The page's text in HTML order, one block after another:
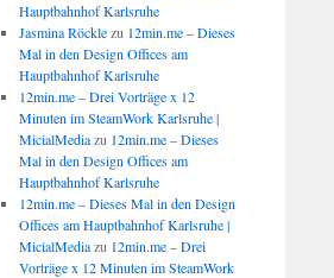
Hauptbahnhof Karlsruhe
Jasmina Röcklezu 12min.me – Dieses
Mal in den Design Offices am
Hauptbahnhof Karlsruhe
12min.me – Drei Vorträge x 12
Minuten im SteamWork Karlsruhe |
MicialMediazu 12min.me – Dieses
Mal in den Design Offices am
Hauptbahnhof Karlsruhe
12min.me – Dieses Mal in den Design
Offices am Hauptbahnhof Karlsruhe |
MicialMediazu 12min.me – Drei
Vorträge x 12 Minuten im SteamWork